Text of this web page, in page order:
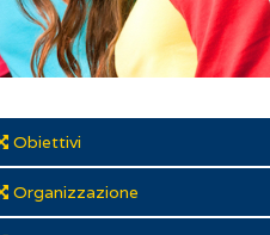
Obiettivi
Organizzazione